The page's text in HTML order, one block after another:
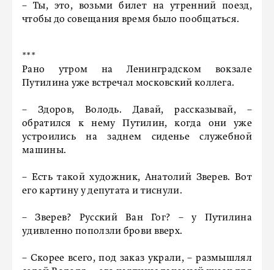
– Ты, это, возьми билет на утренний поезд,
чтобы до совещания время было пообщаться.
***
Рано утром на Ленинградском вокзале
Путилина уже встречал московский коллега.
– Здоров, Володь. Давай, рассказывай, –
обратился к нему Путилин, когда они уже
устроились на заднем сиденье служебной
машины.
– Есть такой художник, Анатолий Зверев. Вот
его картину у депутата и тиснули.
– Зверев? Русский Ван Гог? – у Путилина
удивленно поползли брови вверх.
– Скорее всего, под заказ украли, – размышлял